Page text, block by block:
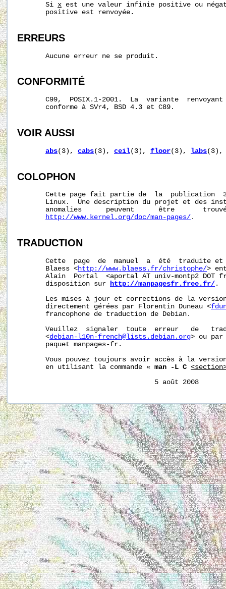
       Si
x est une valeur infinie positive ou
       positive est renvoyée.
ERREURS
       Aucune erreur ne se produit.
CONFORMITÉ
C99,  POSIX.1-2001.  La  variante
       conforme à SVr4, BSD 4.3 et C89.
VOIR AUSSI
abs(3), cabs(3), ceil(3), floor(3), labs
COLOPHON
Cette page fait partie de  la  publication
Linux.  Une description du projet et des
anomalies      peuvent      être
http://www.kernel.org/doc/man-pages/ .
TRADUCTION
Cette  page  de  manuel  a  été  traduite
       Blaess <
http://www.blaess.fr/christophe/>
Alain  Portal  <aportal AT univ-montp2 DOT
       disposition sur
http://manpagesfr.free.fr/ .
Les mises à jour et corrections de la
       directement gérées par Florentin Duneau <
       francophone de traduction de Debian.
Veuillez  signaler  toute  erreur   de
       <
debian-l10n-french@lists.debian.org> ou par
       paquet manpages-fr.
Vous pouvez toujours avoir accès à la
       en utilisant la commande «
man -L C